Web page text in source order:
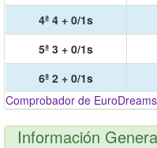
4ª 4 + 0/1s
5ª 3 + 0/1s
6ª 2 + 0/1s
Comprobador de EuroDreams
Información